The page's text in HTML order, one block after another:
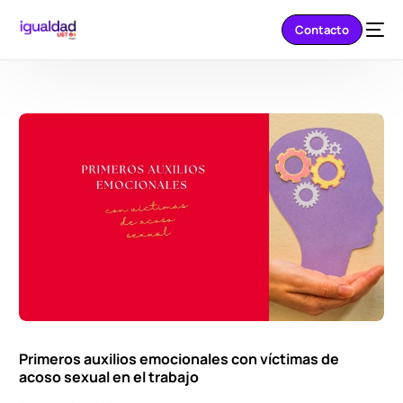
Contacto
Primeros auxilios emocionales con víctimas de
acoso sexual en el trabajo